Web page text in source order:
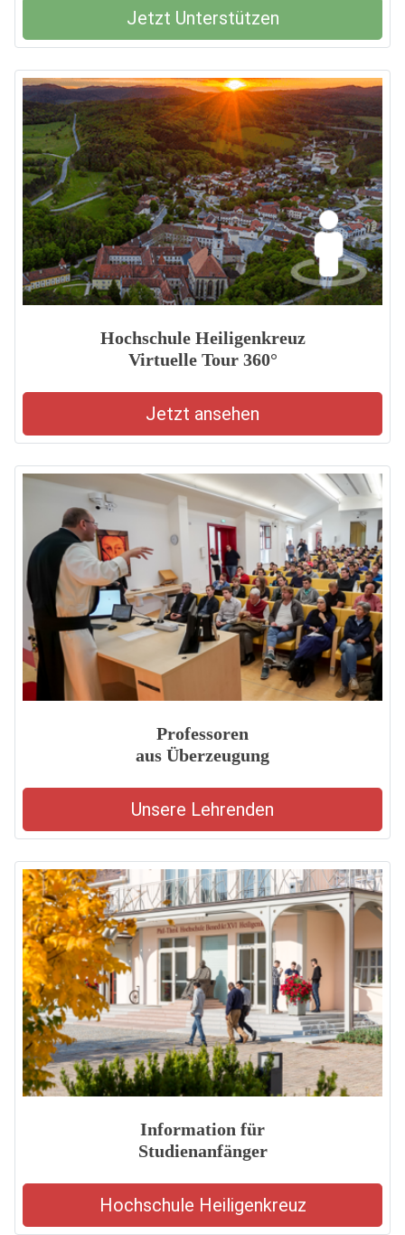
Jetzt Unterstützen
Hochschule Heiligenkreuz
Virtuelle Tour 360°
Jetzt ansehen
Professoren
aus Überzeugung
Unsere Lehrenden
Information für
Studienanfänger
Hochschule Heiligenkreuz